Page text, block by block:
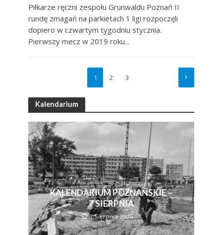
Piłkarze ręczni zespołu Grunwaldu Poznań II
rundę zmagań na parkietach 1 ligi rozpoczęli
dopiero w czwartym tygodniu stycznia.
Pierwszy mecz w 2019 roku...
1 2 3
Kalendarium
KALENDARIUM POZNAŃSKIE –
7 SIERPNIA
7 Sierpnia 2026